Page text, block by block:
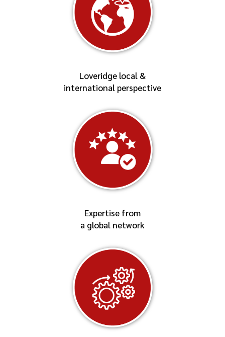
Loveridge local &
international perspective
Expertise from
a global network